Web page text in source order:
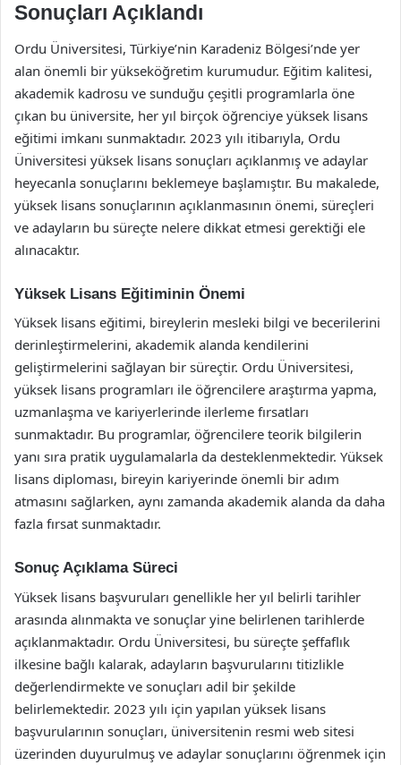
Sonuçları Açıklandı
Ordu Üniversitesi, Türkiye’nin Karadeniz Bölgesi’nde yer
alan önemli bir yükseköğretim kurumudur. Eğitim kalitesi,
akademik kadrosu ve sunduğu çeşitli programlarla öne
çıkan bu üniversite, her yıl birçok öğrenciye yüksek lisans
eğitimi imkanı sunmaktadır. 2023 yılı itibarıyla, Ordu
Üniversitesi yüksek lisans sonuçları açıklanmış ve adaylar
heyecanla sonuçlarını beklemeye başlamıştır. Bu makalede,
yüksek lisans sonuçlarının açıklanmasının önemi, süreçleri
ve adayların bu süreçte nelere dikkat etmesi gerektiği ele
alınacaktır.
Yüksek Lisans Eğitiminin Önemi
Yüksek lisans eğitimi, bireylerin mesleki bilgi ve becerilerini
derinleştirmelerini, akademik alanda kendilerini
geliştirmelerini sağlayan bir süreçtir. Ordu Üniversitesi,
yüksek lisans programları ile öğrencilere araştırma yapma,
uzmanlaşma ve kariyerlerinde ilerleme fırsatları
sunmaktadır. Bu programlar, öğrencilere teorik bilgilerin
yanı sıra pratik uygulamalarla da desteklenmektedir. Yüksek
lisans diploması, bireyin kariyerinde önemli bir adım
atmasını sağlarken, aynı zamanda akademik alanda da daha
fazla fırsat sunmaktadır.
Sonuç Açıklama Süreci
Yüksek lisans başvuruları genellikle her yıl belirli tarihler
arasında alınmakta ve sonuçlar yine belirlenen tarihlerde
açıklanmaktadır. Ordu Üniversitesi, bu süreçte şeffaflık
ilkesine bağlı kalarak, adayların başvurularını titizlikle
değerlendirmekte ve sonuçları adil bir şekilde
belirlemektedir. 2023 yılı için yapılan yüksek lisans
başvurularının sonuçları, üniversitenin resmi web sitesi
üzerinden duyurulmuş ve adaylar sonuçlarını öğrenmek için